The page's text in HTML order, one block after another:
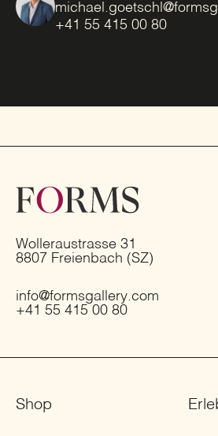
+41 55 415 00 80
Wolleraustrasse 31
8807 Freienbach (SZ)
info@formsgallery.com
+41 55 415 00 80
Shop